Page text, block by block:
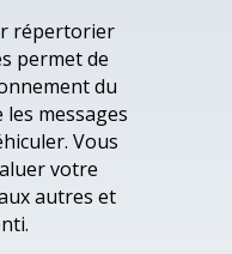
répertorier
permet de
du
messages
Vous
votre
autres et